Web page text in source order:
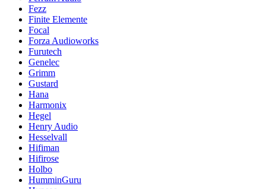
Fezz
Finite Elemente
Focal
Forza Audioworks
Furutech
Genelec
Grimm
Gustard
Hana
Harmonix
Hegel
Henry Audio
Hesselvall
Hifiman
Hifirose
Holbo
HumminGuru